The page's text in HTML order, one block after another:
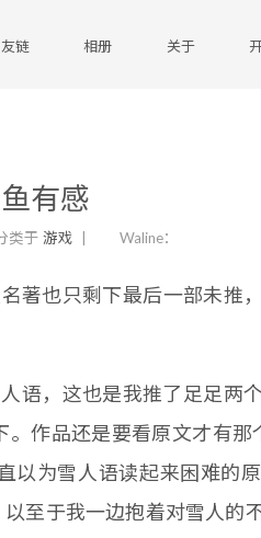
友链 相册 关于
有感
类于 游戏 Waline：
著也只剩下最后一部未推
语，这也是我推了足足两
。作品还是要看原文才有
以为雪人语读起来困难的
至于我一边抱着对雪人的